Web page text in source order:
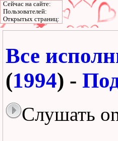
Все
(1994) -
Слушать
Сейчас на сайте:
Пользователей:
Открытых страниц: